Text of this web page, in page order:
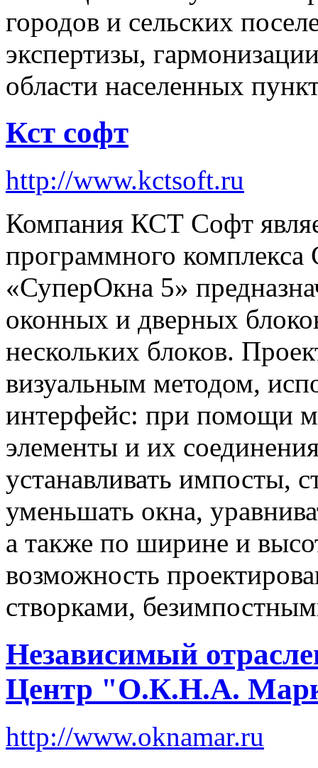
городов и сельских
экспертизы,
области населенных
Кст софт
http://www.kctsoft.ru
Компания КСТ Софт
программного
«СуперОкна 5»
оконных и дверных
нескольких блоков.
визуальным методом,
интерфейс: при помощи
элементы и их
устанавливать импосты,
уменьшать окна,
а также по ширине и
возможность
створками,
Независимый
Центр "О.К.Н.А.
http://www.oknamar.ru